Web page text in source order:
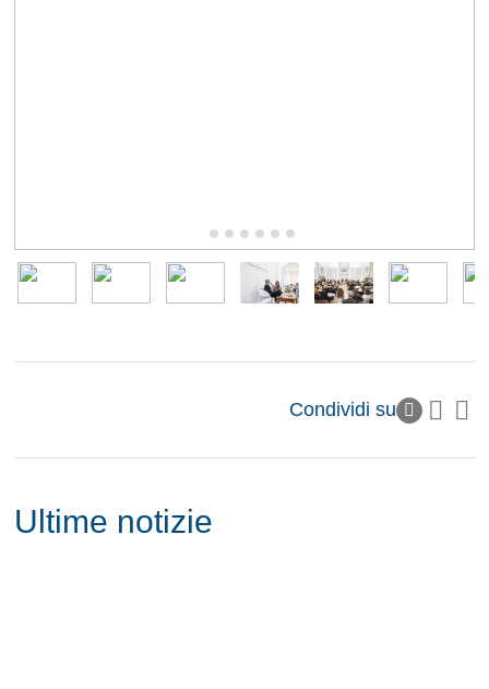
Condividi su
Ultime notizie